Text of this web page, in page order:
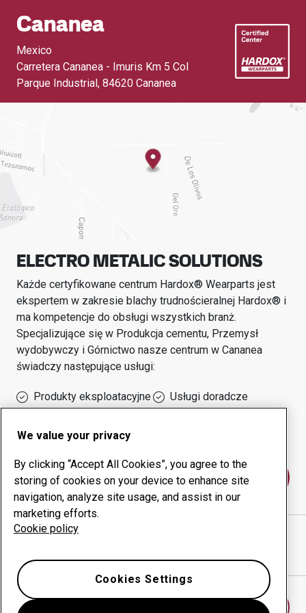
Cananea
Mexico
Carretera Cananea - Imuris Km 5 Col
Parque Industrial, 84620 Cananea
ELECTRO METALIC SOLUTIONS
Każde certyfikowane centrum Hardox® Wearparts jest
ekspertem w zakresie blachy trudnościeralnej Hardox® i
ma kompetencje do obsługi wszystkich branż.
Specjalizujące się w Produkcja cementu, Przemysł
wydobywczy i Górnictwo nasze centrum w Cananea
świadczy następujące usługi:
Produkty eksploatacyjne
Usługi doradcze
sprawności urządzeń
Skontaktuj się z nami
ELECTRO METALIC SOLUTIONS
We value your privacy
By clicking “Accept All Cookies”, you agree to the
storing of cookies on your device to enhance site
navigation, analyze site usage, and assist in our
marketing efforts.
Cookie policy
Cookies Settings